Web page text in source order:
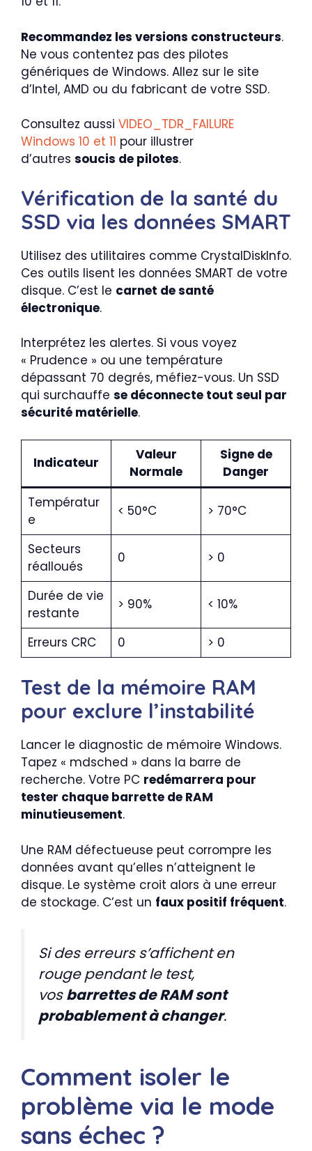
Recommandez les versions constructeurs.
Ne vous contentez pas des pilotes
génériques de Windows. Allez sur le site
d’Intel, AMD ou du fabricant de votre SSD.
Consultez aussi VIDEO_TDR_FAILURE
Windows 10 et 11 pour illustrer
d’autres soucis de pilotes.
Vérification de la santé du
SSD via les données SMART
Utilisez des utilitaires comme CrystalDiskInfo.
Ces outils lisent les données SMART de votre
disque. C’est le carnet de santé
électronique.
Interprétez les alertes. Si vous voyez
« Prudence » ou une température
dépassant 70 degrés, méfiez-vous. Un SSD
qui surchauffe se déconnecte tout seul par
sécurité matérielle.
Indicateur
Valeur
Normale
Signe de
Danger
Températur
e
< 50°C > 70°C
Secteurs
réalloués
0 > 0
Durée de vie
restante
> 90% < 10%
Erreurs CRC 0 > 0
Test de la mémoire RAM
pour exclure l’instabilité
Lancer le diagnostic de mémoire Windows.
Tapez « mdsched » dans la barre de
recherche. Votre PC redémarrera pour
tester chaque barrette de RAM
minutieusement.
Une RAM défectueuse peut corrompre les
données avant qu’elles n’atteignent le
disque. Le système croit alors à une erreur
de stockage. C’est un faux positif fréquent.
Si des erreurs s’affichent en
rouge pendant le test,
vosbarrettes de RAM sont
probablement à changer.
Comment isoler le
problème via le mode
sans échec ?